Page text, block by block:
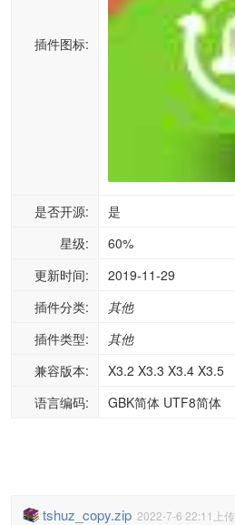
插件图标:
是否开源:
是
星级:
60%
更新时间:
2019-11-29
插件分类:
其他
插件类型:
其他
兼容版本:
X3.2 X3.3 X3.4 X3.5
语言编码:
GBK简体 UTF8简体
tshuz_copy.zip 2022-7-6 22:11上传